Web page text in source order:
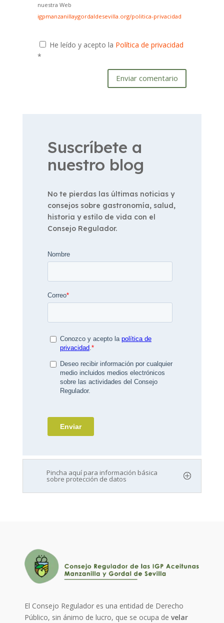
nuestra Web
igpmanzanillaygordaldesevilla.org/politica-privacidad
He leído y acepto la Política de privacidad
*
Enviar comentario
Suscríbete a
nuestro blog
No te pierdas las últimas noticias y
consejos sobre gastronomía, salud,
historia y estilo de vida con el
Consejo Regulador.
Pincha aquí para información básica
sobre protección de datos
El Consejo Regulador es una entidad de Derecho
Público, sin ánimo de lucro, que se ocupa develar